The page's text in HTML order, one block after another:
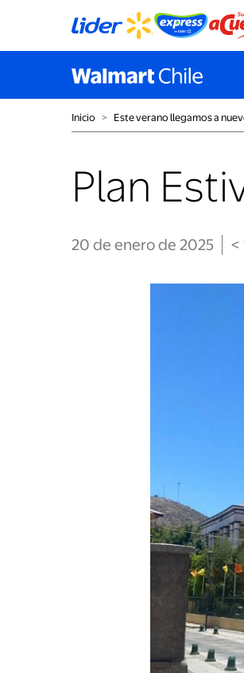
Inicio ˃ Este verano llegamos a
Plan
20 de enero de 2025 <